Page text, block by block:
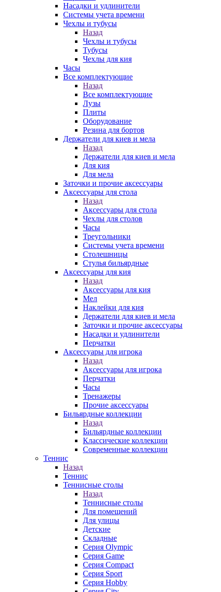
Насадки и удлинители
Системы учета времени
Чехлы и тубусы
Назад
Чехлы и тубусы
Тубусы
Чехлы для кия
Часы
Все комплектующие
Назад
Все комплектующие
Лузы
Плиты
Оборудование
Резина для бортов
Держатели для киев и мела
Назад
Держатели для киев и мела
Для кия
Для мела
Заточки и прочие аксессуары
Аксессуары для стола
Назад
Аксессуары для стола
Чехлы для столов
Часы
Треугольники
Системы учета времени
Столешницы
Стулья бильярдные
Аксессуары для кия
Назад
Аксессуары для кия
Мел
Наклейки для кия
Держатели для киев и мела
Заточки и прочие аксессуары
Насадки и удлинители
Перчатки
Аксессуары для игрока
Назад
Аксессуары для игрока
Перчатки
Часы
Тренажеры
Прочие аксессуары
Бильярдные коллекции
Назад
Бильярдные коллекции
Классические коллекции
Современные коллекции
Теннис
Назад
Теннис
Теннисные столы
Назад
Теннисные столы
Для помещений
Для улицы
Детские
Складные
Серия Olympic
Серия Game
Серия Compact
Серия Sport
Серия Hobby